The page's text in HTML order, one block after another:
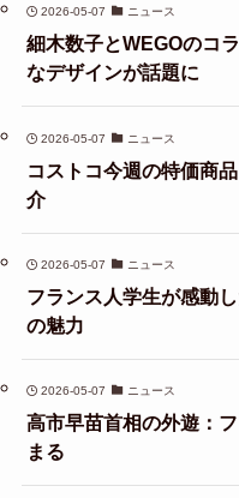
2026-05-07 ニュース
細木数子とWEGOのコ
なデザインが話題に
2026-05-07 ニュース
コストコ今週の特価商
介
2026-05-07 ニュース
フランス人学生が感動
の魅力
2026-05-07 ニュース
高市早苗首相の外遊：
まる